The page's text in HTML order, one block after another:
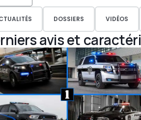
DOSSIERS VIDÉOS
avis et